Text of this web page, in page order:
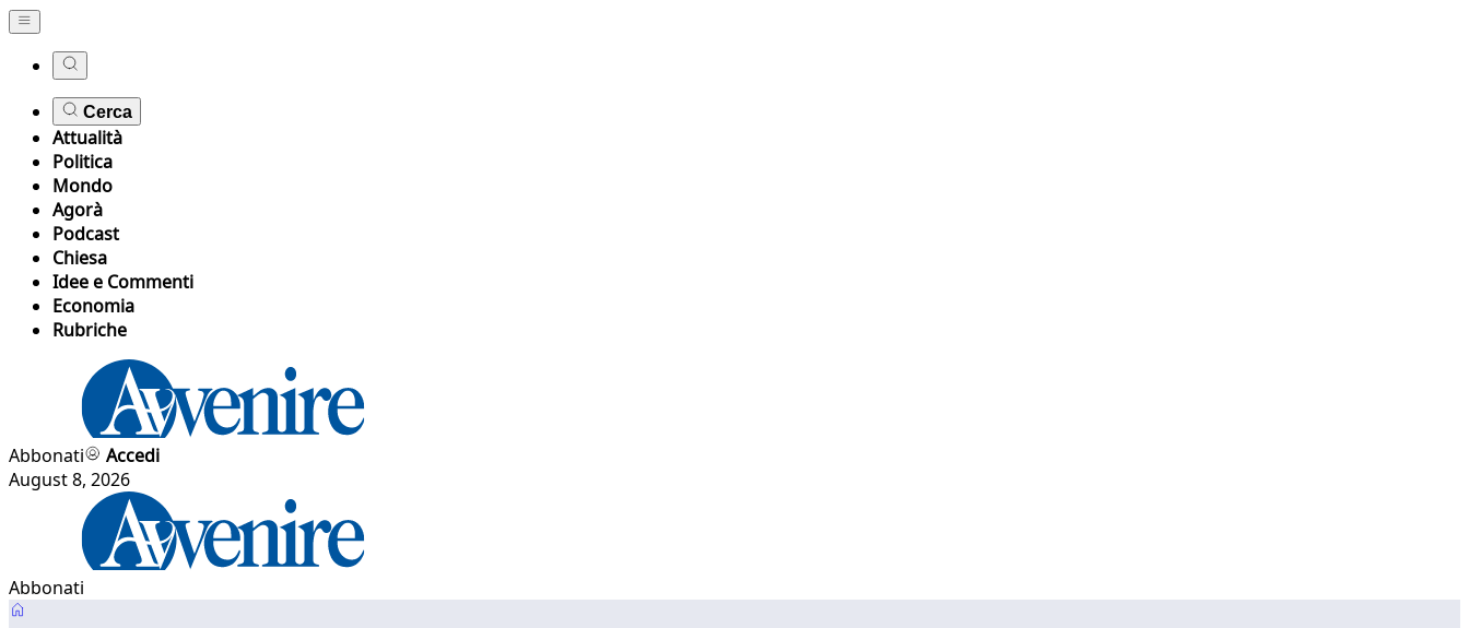
Cerca
Attualità
Politica
Mondo
Agorà
Podcast
Chiesa
Idee e Commenti
Economia
Rubriche
Abbonati
Accedi
August 8, 2026
Abbonati